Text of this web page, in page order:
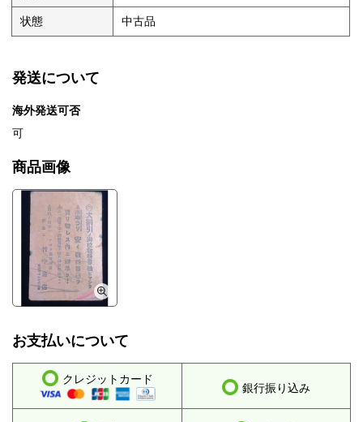
状態 中古品
発送について
海外発送可否
可
商品画像
お支払いについて
クレジットカード
銀行振り込み